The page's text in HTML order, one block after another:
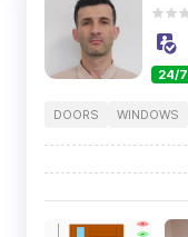
24/7
DOORS WINDOWS